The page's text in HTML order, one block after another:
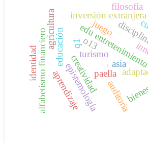
.
paella
creatividad
turismo
epistemología
edu
educación
aprendizaje
juego
q1
agricultura o13
auditoria
inversión extranjera
asia
alfabetismo financiero
identidad
filosofía